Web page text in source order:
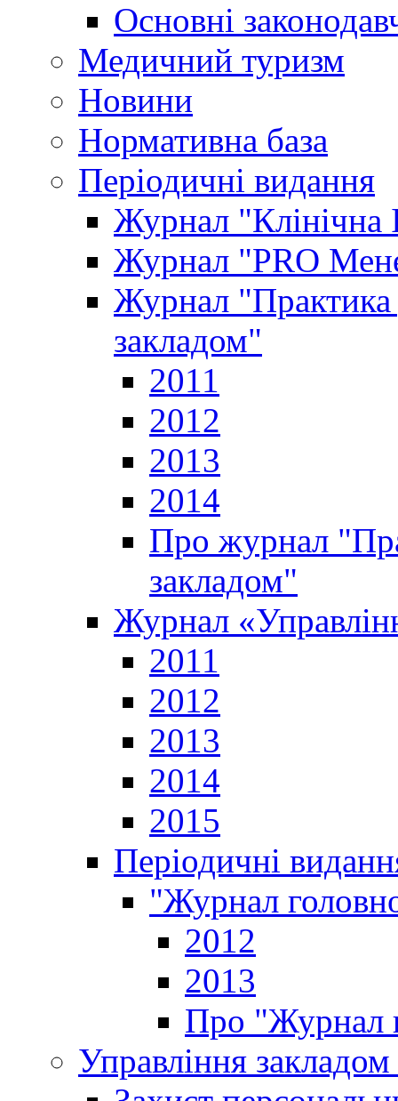
Основні
Медичний туризм
Новини
Нормативна база
Періодичні видання
Журнал "Клінічна
Журнал "PRO
Журнал "Практика
закладом"
2011
2012
2013
2014
Про журнал
закладом"
Журнал
2011
2012
2013
2014
2015
Періодичні
"Журнал
2012
2013
Про "Журнал
Управління